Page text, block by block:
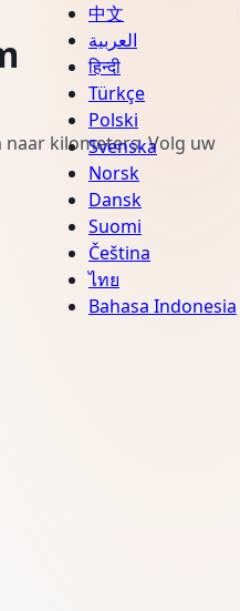
中文
العربية
हिन्दी
Türkçe
Polski
Svenska
Norsk
Dansk
Suomi
Čeština
ไทย
Bahasa Indonesia
kilometers. Volg uw